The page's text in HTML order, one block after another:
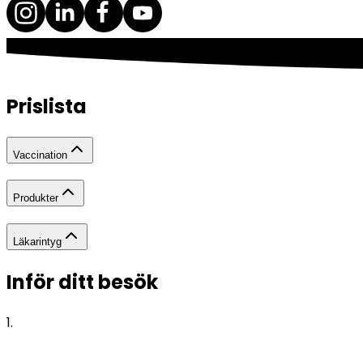
Prislista
Vaccination
Produkter
Läkarintyg
Inför ditt besök
1.